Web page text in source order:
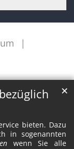
bieten. Dazu
in sogenannten
wenn Sie alle
✕